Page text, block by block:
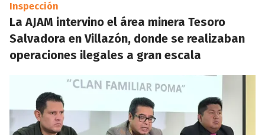
Inspección
La AJAM intervino el área minera Tesoro
Salvadora en Villazón, donde se realizaban
operaciones ilegales a gran escala